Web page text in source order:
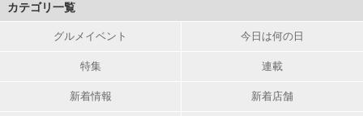
カテゴリ一覧
グルメイベント 今日は何の日
特集 連載
新着情報 新着店舗